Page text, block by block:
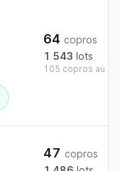
64 copros
1 543 lots
105 copros au
47 copros